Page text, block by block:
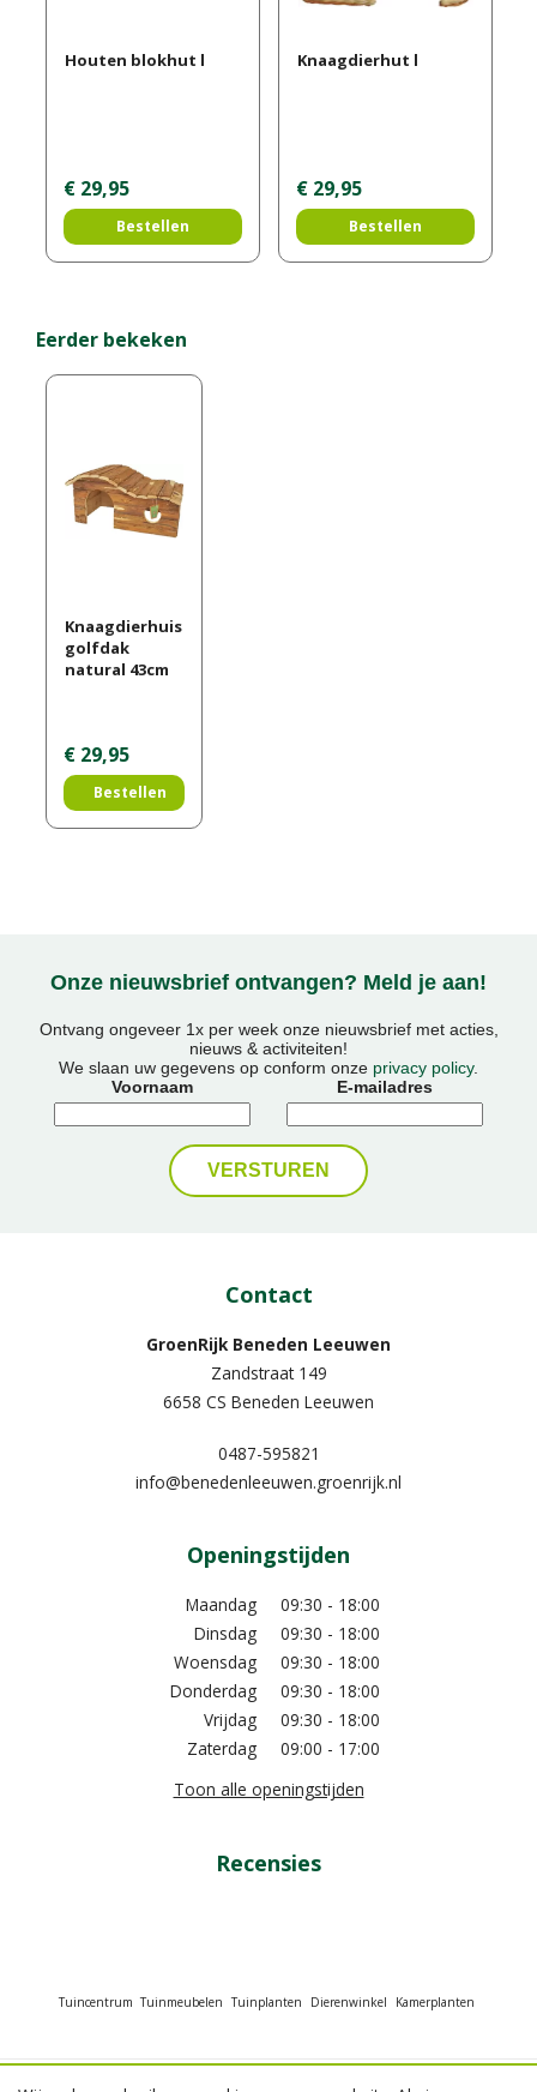
Houten blokhut l
€ 29,95
Bestellen
Knaagdierhut l
€ 29,95
Bestellen
Eerder bekeken
Knaagdierhuis
golfdak
natural 43cm
€ 29,95
Bestellen
Onze nieuwsbrief ontvangen? Meld je aan!
Ontvang ongeveer 1x per week onze nieuwsbrief met acties,
nieuws & activiteiten!
We slaan uw gegevens op conform onze privacy policy.
Voornaam
E-mailadres
Contact
GroenRijk Beneden Leeuwen​
Zandstraat 149
6658 CS Beneden Leeuwen
0487-595821
info@benedenleeuwen.groenrijk.nl
Openingstijden
Maandag
09:30 - 18:00
Dinsdag
09:30 - 18:00
Woensdag
09:30 - 18:00
Donderdag
09:30 - 18:00
Vrijdag
09:30 - 18:00
Zaterdag
09:00 - 17:00
Toon alle openingstijden
Recensies
Tuincentrum Tuinmeubelen Tuinplanten Dierenwinkel Kamerplanten